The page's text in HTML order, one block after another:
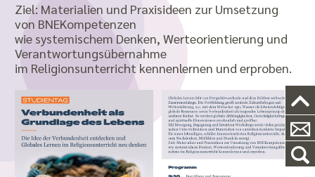
Ziel: Materialien und Praxisideen zur Umsetzung
von BNEKompetenzen
wie systemischem Denken, Werteorientierung und
Verantwortungsübernahme
im Religionsunterricht kennenlernen und erproben.